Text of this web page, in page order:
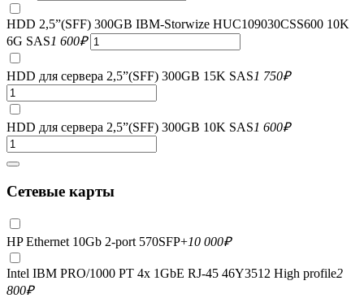
HDD 2,5”(SFF) 300GB IBM-Storwize HUC109030CSS600 10K
6G SAS1 600₽
HDD для сервера 2,5”(SFF) 300GB 15K SAS1 750₽
HDD для сервера 2,5”(SFF) 300GB 10K SAS1 600₽
Сетевые карты
HP Ethernet 10Gb 2-port 570SFP+10 000₽
Intel IBM PRO/1000 PT 4x 1GbE RJ-45 46Y3512 High profile2
800₽